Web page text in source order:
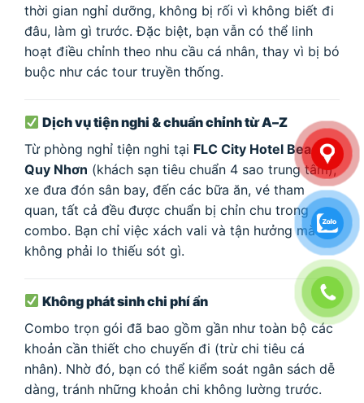
thời gian nghỉ dưỡng, không bị rối vì không biết đi
đâu, làm gì trước. Đặc biệt, bạn vẫn có thể linh
hoạt điều chỉnh theo nhu cầu cá nhân, thay vì bị bó
buộc như các tour truyền thống.
Dịch vụ tiện nghi & chuẩn chỉnh từ A–Z
Từ phòng nghỉ tiện nghi tại FLC City Hotel Beach
Quy Nhơn (khách sạn tiêu chuẩn 4 sao trung tâm),
xe đưa đón sân bay, đến các bữa ăn, vé tham
quan, tất cả đều được chuẩn bị chỉn chu trong
combo. Bạn chỉ việc xách vali và tận hưởng mà
không phải lo thiếu sót gì.
Không phát sinh chi phí ẩn
Combo trọn gói đã bao gồm gần như toàn bộ các
khoản cần thiết cho chuyến đi (trừ chi tiêu cá
nhân). Nhờ đó, bạn có thể kiểm soát ngân sách dễ
dàng, tránh những khoản chi không lường trước.